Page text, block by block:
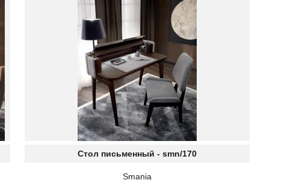
Стол письменный - smn/170
Smania